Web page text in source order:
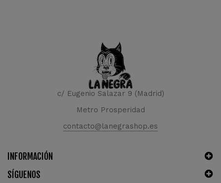
c/ Eugenio Salazar 9 (Madrid)
Metro Prosperidad
contacto@lanegrashop.es
INFORMACIÓN
SÍGUENOS